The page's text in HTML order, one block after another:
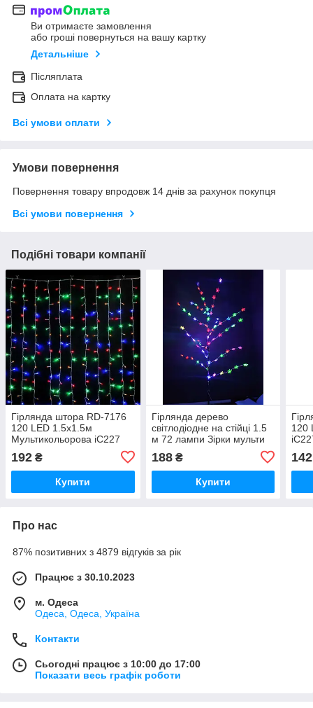
Ви отримаєте замовлення
або гроші повернуться на вашу картку
Детальніше
Післяплата
Оплата на картку
Всі умови оплати
Умови повернення
Повернення товару впродовж 14 днів за рахунок покупця
Всі умови повернення
Подібні товари компанії
Гірлянда штора RD-7176
120 LED 1.5х1.5м
Мультикольорова iC227
192 ₴
Купити
Гірлянда дерево
світлодіодне на стійці 1.5
м 72 лампи Зірки мульти
188₴
Купити
120
142
Про нас
87% позитивних з 4879 відгуків за рік
Працює з 30.10.2023
м. Одеса
Одеса, Одеса, Україна
Контакти
Сьогодні працює з 10:00 до 17:00
Показати весь графік роботи